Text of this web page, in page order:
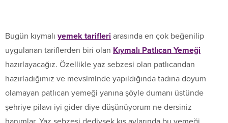
Bugün kıymalı yemek tarifleri arasında en çok beğenilip
uygulanan tariflerden biri olan Kıymalı Patlıcan Yemeği
hazırlayacağız. Özellikle yaz sebzesi olan patlıcandan
hazırladığımız ve mevsiminde yapıldığında tadına doyum
olamayan patlıcan yemeği yanına şöyle dumanı üstünde
şehriye pilavı iyi gider diye düşünüyorum ne dersiniz